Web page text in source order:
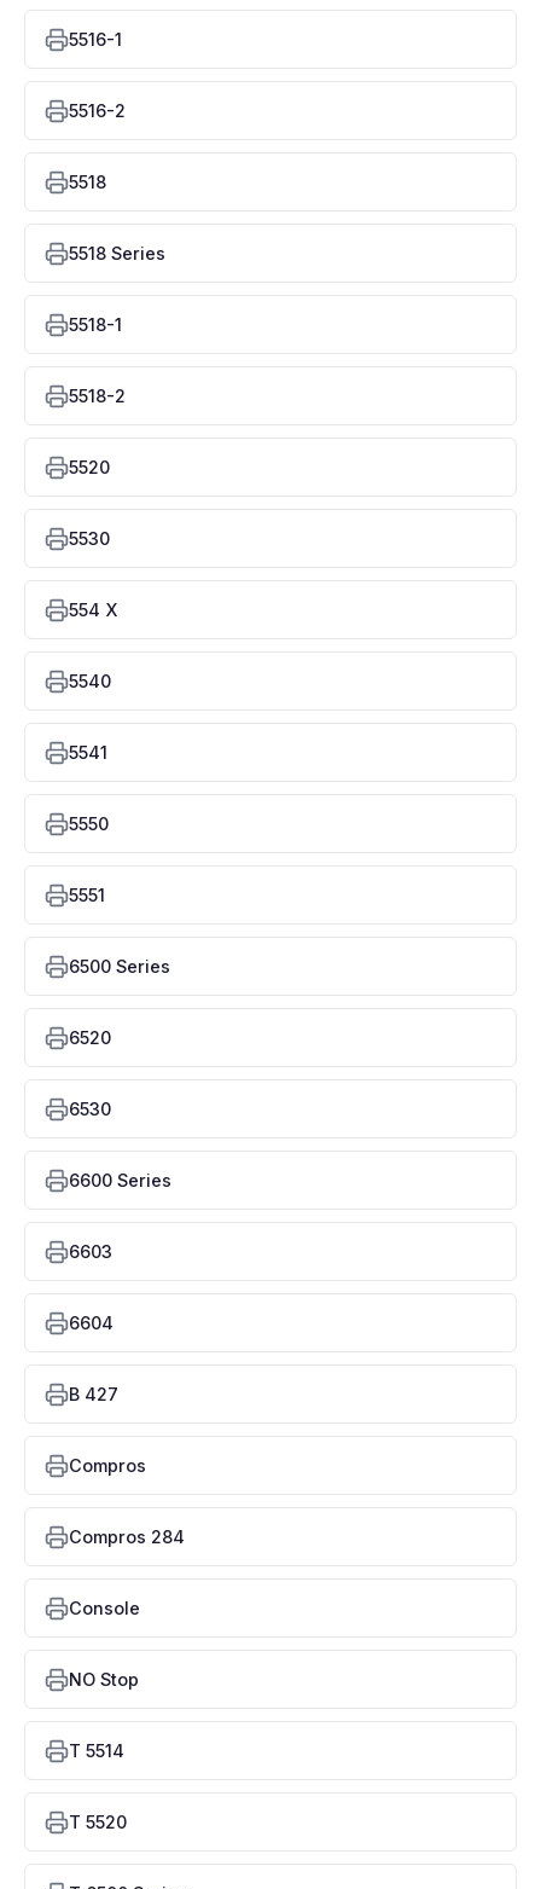
5516-1
5516-2
5518
5518 Series
5518-1
5518-2
5520
5530
554 X
5540
5541
5550
5551
6500 Series
6520
6530
6600 Series
6603
6604
B 427
Compros
Compros 284
Console
NO Stop
T 5514
T 5520